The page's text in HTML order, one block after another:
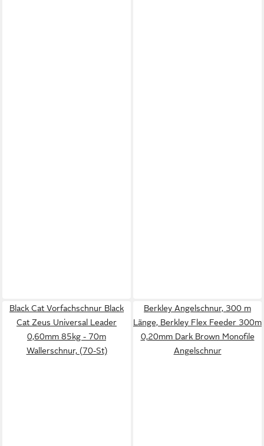
Black Cat Vorfachschnur Black
Cat Zeus Universal Leader
0,60mm 85kg - 70m
Wallerschnur, (70-St)
Berkley Angelschnur, 300 m
Länge, Berkley Flex Feeder 300m
0,20mm Dark Brown Monofile
Angelschnur